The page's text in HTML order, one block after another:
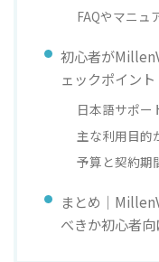
FAQやマニュ
初心者が
ェックポイント
日本語サポー
主な利用目的
予算と契約期
まとめ｜
べきか初心者